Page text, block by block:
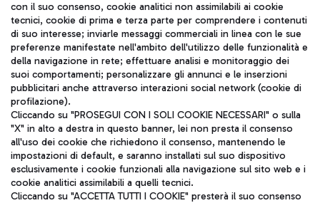
TRAVEL JOURNAL
ITA
Aeroporti di Roma S.p.A. - Società soggetta a direzione e
coordinamento di Mundys S.p.A.
con il suo consenso, cookie analitici non assimilabili ai cookie
tecnici, cookie di prima e terza parte per comprendere i contenuti
di suo interesse; inviarle messaggi commerciali in linea con le sue
preferenze manifestate nell'ambito dell'utilizzo delle funzionalità e
della navigazione in rete; effettuare analisi e monitoraggio dei
suoi comportamenti; personalizzare gli annunci e le inserzioni
pubblicitari anche attraverso interazioni social network (cookie di
profilazione).
Cliccando su "PROSEGUI CON I SOLI COOKIE NECESSARI" o sulla
"X" in alto a destra in questo banner, lei non presta il consenso
all'uso dei cookie che richiedono il consenso, mantenendo le
impostazioni di default, e saranno installati sul suo dispositivo
esclusivamente i cookie funzionali alla navigazione sul sito web e i
cookie analitici assimilabili a quelli tecnici.
Cliccando su "ACCETTA TUTTI I COOKIE" presterà il suo consenso